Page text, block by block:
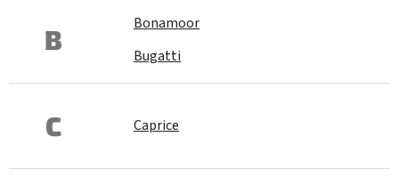
B
Bonamoor
Bugatti
C Caprice